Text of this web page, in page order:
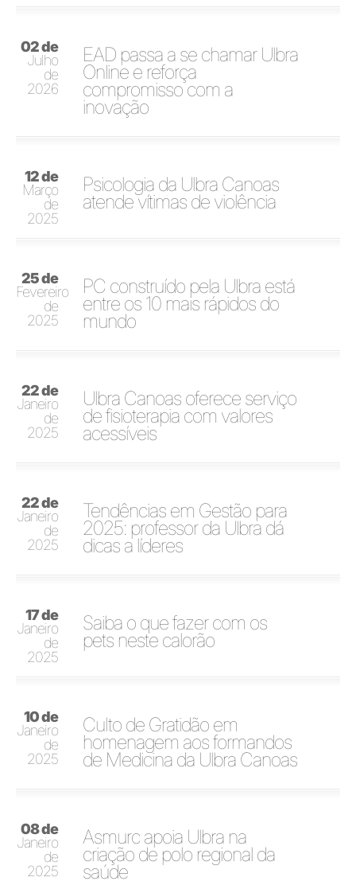
02 de
Julho
de
2026
EAD passa a se chamar Ulbra
Online e reforça
compromisso com a
inovação
12 de
Março
de
2025
Psicologia da Ulbra Canoas
atende vítimas de violência
25 de
Fevereiro
de
2025
PC construído pela Ulbra está
entre os 10 mais rápidos do
mundo
22 de
Janeiro
de
2025
Ulbra Canoas oferece serviço
de fisioterapia com valores
acessíveis
22 de
Janeiro
de
2025
Tendências em Gestão para
2025: professor da Ulbra dá
dicas a líderes
17 de
Janeiro
de
2025
Saiba o que fazer com os
pets neste calorão
10 de
Janeiro
de
2025
Culto de Gratidão em
homenagem aos formandos
de Medicina da Ulbra Canoas
08 de
Janeiro
de
2025
Asmurc apoia Ulbra na
criação de polo regional da
saúde